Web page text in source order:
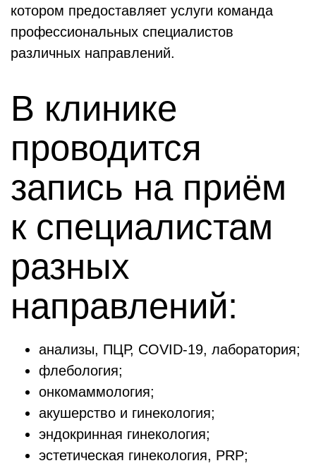
котором предоставляет услуги команда
профессиональных специалистов
различных направлений.
В клинике
проводится
запись на приём
к специалистам
разных
направлений:
анализы, ПЦР, COVID-19, лаборатория;
флебология;
онкомаммология;
акушерство и гинекология;
эндокринная гинекология;
эстетическая гинекология, PRP;